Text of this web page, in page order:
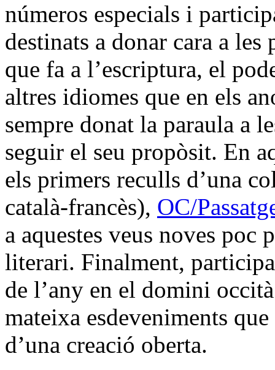
números especials i
destinats a donar cara a
que fa a l’escriptura, el
altres idiomes que en els
sempre donat la paraula a
seguir el seu propòsit. En
els primers reculls d’una
català-francès), OC/
a aquestes veus noves poc
literari. Finalment,
de l’any en el domini
mateixa esdeveniments
d’una creació oberta.